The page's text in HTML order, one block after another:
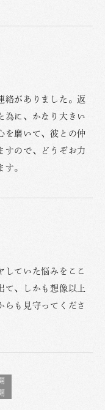
絡がありました。返
為に、かなり大きい
を磨いて、彼との仲
すので、どうぞお力
。
していた悩みをここ
て、しかも想像以上
らも見守ってくださ